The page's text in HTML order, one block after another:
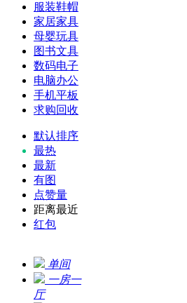
服装鞋帽
家居家具
母婴玩具
图书文具
数码电子
电脑办公
手机平板
求购回收
默认排序
最热
最新
有图
点赞量
距离最近
红包
单间
一房一
厅